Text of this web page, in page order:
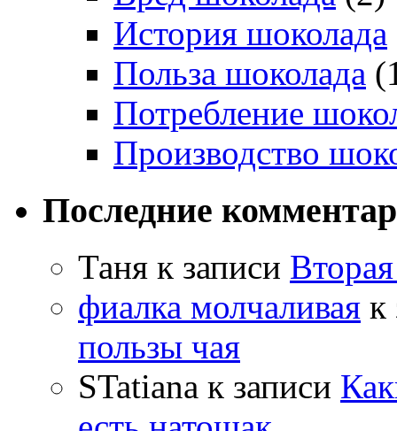
История шоколада
Польза шоколада
Потребление
Производство
Последние
Таня к записи
фиалка молчаливая к
пользы чая
STatiana к записи